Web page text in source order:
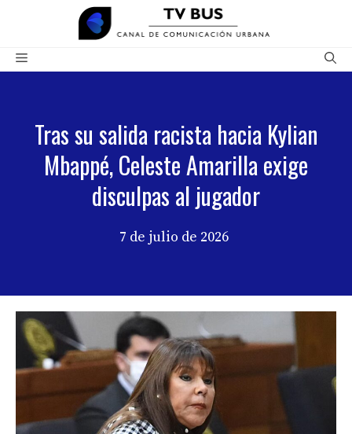
contenido
Menú
Tras su salida racista hacia Kylian
Mbappé, Celeste Amarilla exige
disculpas al jugador
7 de julio de 2026